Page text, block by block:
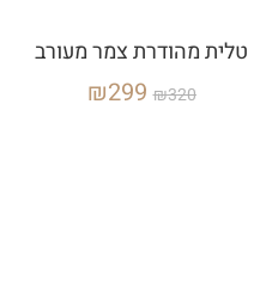
טלית מהודרת צמר מעורב
₪320
₪299